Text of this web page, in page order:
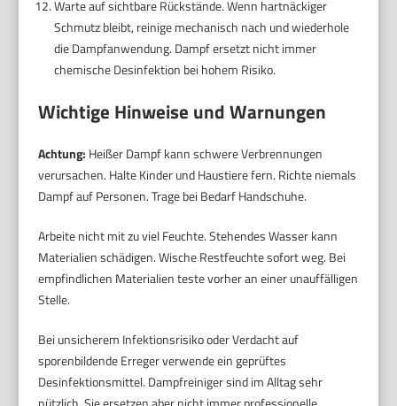
Warte auf sichtbare Rückstände. Wenn hartnäckiger
Schmutz bleibt, reinige mechanisch nach und wiederhole
die Dampfanwendung. Dampf ersetzt nicht immer
chemische Desinfektion bei hohem Risiko.
Wichtige Hinweise und Warnungen
Achtung: Heißer Dampf kann schwere Verbrennungen
verursachen. Halte Kinder und Haustiere fern. Richte niemals
Dampf auf Personen. Trage bei Bedarf Handschuhe.
Arbeite nicht mit zu viel Feuchte. Stehendes Wasser kann
Materialien schädigen. Wische Restfeuchte sofort weg. Bei
empfindlichen Materialien teste vorher an einer unauffälligen
Stelle.
Bei unsicherem Infektionsrisiko oder Verdacht auf
sporenbildende Erreger verwende ein geprüftes
Desinfektionsmittel. Dampfreiniger sind im Alltag sehr